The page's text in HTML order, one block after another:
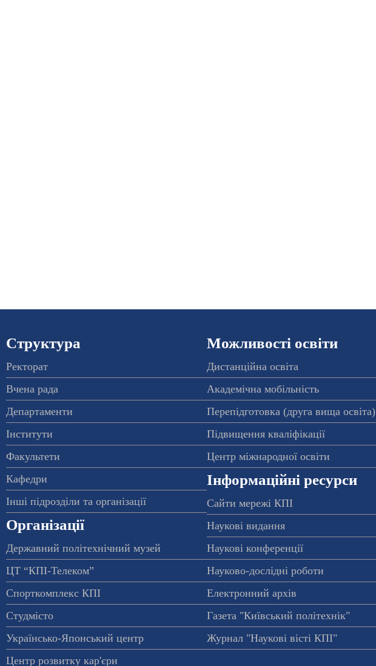
Структура
Ректорат
Вчена рада
Департаменти
Інститути
Факультети
Кафедри
Інші підрозділи та організації
Організації
Державний політехнічний музей
ЦТ “КПІ-Телеком”
Спорткомплекс КПІ
Студмісто
Українсько-Японський центр
Центр розвитку кар'єри
Можливості освіти
Дистанційна освіта
Академічна мобільність
Перепідготовка (друга вища освіта)
Підвищення кваліфікації
Центр міжнародної освіти
Інформаційні ресурси
Сайти мережі КПІ
Наукові видання
Наукові конференції
Науково-дослідні роботи
Електронний архів
Газета "Київський політехнік"
Журнал "Наукові вісті КПІ"